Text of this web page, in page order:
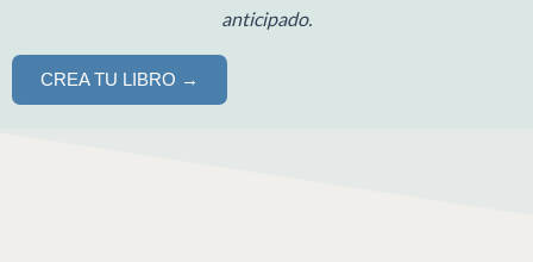
anticipado.
CREA TU LIBRO →